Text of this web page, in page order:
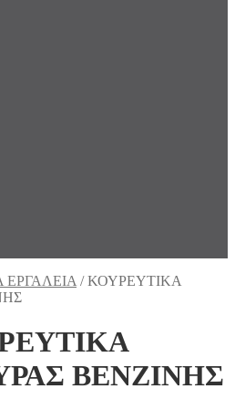
ΕΡΓΑΛΕΙΑ /ΚΟΥΡΕΥΤΙΚΑ
ΒΕΝΖΙΝΗΣ